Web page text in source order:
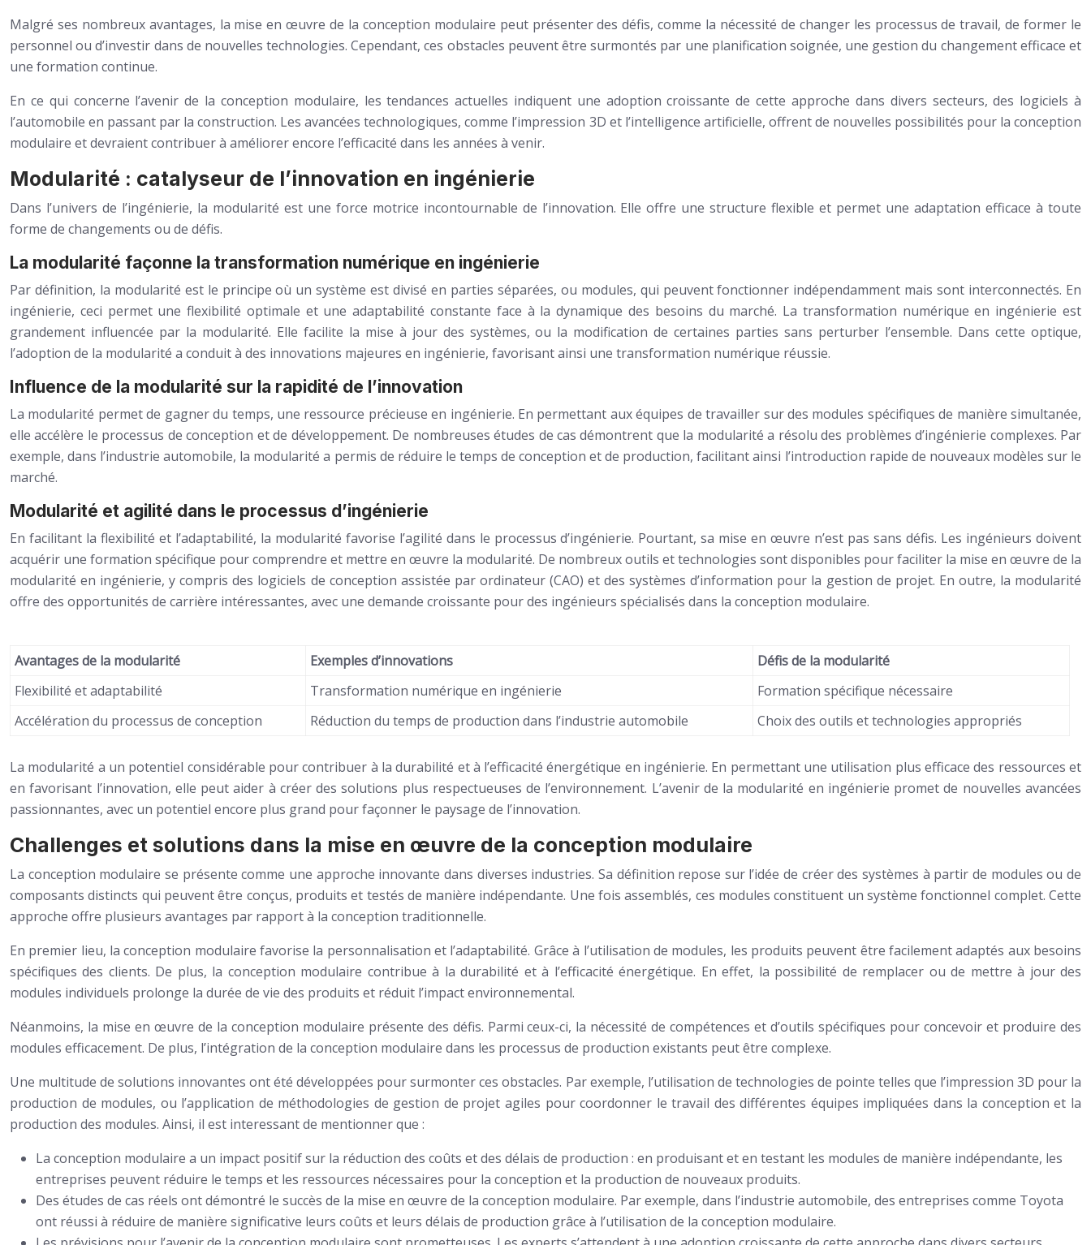
Malgré ses nombreux avantages, la mise en œuvre de la conception modulaire peut présenter des défis, comme la nécessité de changer les processus de travail, de former le
personnel ou d’investir dans de nouvelles technologies. Cependant, ces obstacles peuvent être surmontés par une planification soignée, une gestion du changement efficace et
une formation continue.
En ce qui concerne l’avenir de la conception modulaire, les tendances actuelles indiquent une adoption croissante de cette approche dans divers secteurs, des logiciels à
l’automobile en passant par la construction. Les avancées technologiques, comme l’impression 3D et l’intelligence artificielle, offrent de nouvelles possibilités pour la conception
modulaire et devraient contribuer à améliorer encore l’efficacité dans les années à venir.
Modularité : catalyseur de l’innovation en ingénierie
Dans l’univers de l’ingénierie, la modularité est une force motrice incontournable de l’innovation. Elle offre une structure flexible et permet une adaptation efficace à toute
forme de changements ou de défis.
La modularité façonne la transformation numérique en ingénierie
Par définition, la modularité est le principe où un système est divisé en parties séparées, ou modules, qui peuvent fonctionner indépendamment mais sont interconnectés. En
ingénierie, ceci permet une flexibilité optimale et une adaptabilité constante face à la dynamique des besoins du marché. La transformation numérique en ingénierie est
grandement influencée par la modularité. Elle facilite la mise à jour des systèmes, ou la modification de certaines parties sans perturber l’ensemble. Dans cette optique,
l’adoption de la modularité a conduit à des innovations majeures en ingénierie, favorisant ainsi une transformation numérique réussie.
Influence de la modularité sur la rapidité de l’innovation
La modularité permet de gagner du temps, une ressource précieuse en ingénierie. En permettant aux équipes de travailler sur des modules spécifiques de manière simultanée,
elle accélère le processus de conception et de développement. De nombreuses études de cas démontrent que la modularité a résolu des problèmes d’ingénierie complexes. Par
exemple, dans l’industrie automobile, la modularité a permis de réduire le temps de conception et de production, facilitant ainsi l’introduction rapide de nouveaux modèles sur le
marché.
Modularité et agilité dans le processus d’ingénierie
En facilitant la flexibilité et l’adaptabilité, la modularité favorise l’agilité dans le processus d’ingénierie. Pourtant, sa mise en œuvre n’est pas sans défis. Les ingénieurs doivent
acquérir une formation spécifique pour comprendre et mettre en œuvre la modularité. De nombreux outils et technologies sont disponibles pour faciliter la mise en œuvre de la
modularité en ingénierie, y compris des logiciels de conception assistée par ordinateur (CAO) et des systèmes d’information pour la gestion de projet. En outre, la modularité
offre des opportunités de carrière intéressantes, avec une demande croissante pour des ingénieurs spécialisés dans la conception modulaire.
Avantages de la modularité Exemples d’innovations
Défis de la modularité
Flexibilité et adaptabilité
Transformation numérique en ingénierie
Formation spécifique nécessaire
Accélération du processus de conception
Réduction du temps de production dans l’industrie automobile Choix des outils et technologies appropriés
La modularité a un potentiel considérable pour contribuer à la durabilité et à l’efficacité énergétique en ingénierie. En permettant une utilisation plus efficace des ressources et
en favorisant l’innovation, elle peut aider à créer des solutions plus respectueuses de l’environnement. L’avenir de la modularité en ingénierie promet de nouvelles avancées
passionnantes, avec un potentiel encore plus grand pour façonner le paysage de l’innovation.
Challenges et solutions dans la mise en œuvre de la conception modulaire
La conception modulaire se présente comme une approche innovante dans diverses industries. Sa définition repose sur l’idée de créer des systèmes à partir de modules ou de
composants distincts qui peuvent être conçus, produits et testés de manière indépendante. Une fois assemblés, ces modules constituent un système fonctionnel complet. Cette
approche offre plusieurs avantages par rapport à la conception traditionnelle.
En premier lieu, la conception modulaire favorise la personnalisation et l’adaptabilité. Grâce à l’utilisation de modules, les produits peuvent être facilement adaptés aux besoins
spécifiques des clients. De plus, la conception modulaire contribue à la durabilité et à l’efficacité énergétique. En effet, la possibilité de remplacer ou de mettre à jour des
modules individuels prolonge la durée de vie des produits et réduit l’impact environnemental.
Néanmoins, la mise en œuvre de la conception modulaire présente des défis. Parmi ceux-ci, la nécessité de compétences et d’outils spécifiques pour concevoir et produire des
modules efficacement. De plus, l’intégration de la conception modulaire dans les processus de production existants peut être complexe.
Une multitude de solutions innovantes ont été développées pour surmonter ces obstacles. Par exemple, l’utilisation de technologies de pointe telles que l’impression 3D pour la
production de modules, ou l’application de méthodologies de gestion de projet agiles pour coordonner le travail des différentes équipes impliquées dans la conception et la
production des modules. Ainsi, il est interessant de mentionner que :
La conception modulaire a un impact positif sur la réduction des coûts et des délais de production : en produisant et en testant les modules de manière indépendante, les
entreprises peuvent réduire le temps et les ressources nécessaires pour la conception et la production de nouveaux produits.
Des études de cas réels ont démontré le succès de la mise en œuvre de la conception modulaire. Par exemple, dans l’industrie automobile, des entreprises comme Toyota
ont réussi à réduire de manière significative leurs coûts et leurs délais de production grâce à l’utilisation de la conception modulaire.